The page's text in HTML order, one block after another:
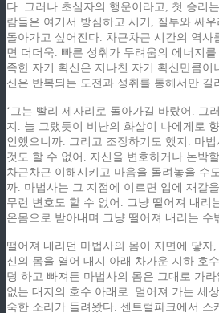
다. 그러나 초심자의 행운이라고, 첫 승리
람들은 여기서 방심하고 시기, 질투와 싸
돌아가고 싶어진다. 차근차근 시간의 역사
면 더더욱. 빠른 성취가 두려움의 에너지
족한 자기 확신은 지나친 자기 확신만큼이
신은 반복되는 도전과 성취를 통해서만 길
‘그는 빨리 제자리로 돌아가길 바랐어. 그
지. 늘 그랬듯이 비난의 화살이 나에게로
인했으니까. 그리고 조장하기도 했지. 마
것도 할 수 없어. 자신을 변호하거나 논박
차근차근 이해시키고 마음을 돌려놓을 수
까. 마법사는 그 지점에 이르면 입에 재갈
무런 변호도 할 수 없어. 그냥 떨어져 내리
온몸으로 받아내며 그냥 떨어져 내리는 수
떨어져 내리던 마법사의 몸이 지면에 닿자
신의 몸을 열어 대지 아래 차가운 지하 호
덩 하고 빠져든 마법사의 몸은 그대로 가
없는 대지의 호수 아래로. 멀어져 가는 세
숙한 소리가 들려왔다. 센트럴파크에서 스